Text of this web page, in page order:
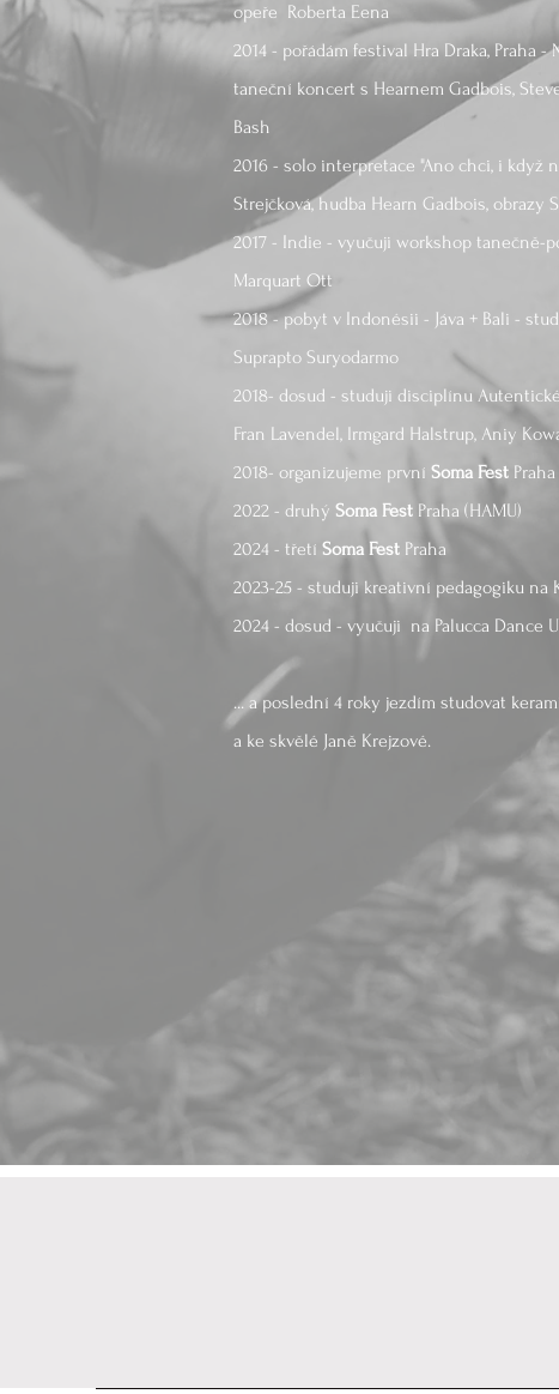
opeře Roberta Eena
2014 - pořádám festival Hra Draka, Praha -
taneční koncert s Hearnem Gadbois,
Bash
2016 - solo interpretace "Ano chci, i když
Strejčková, hudba Hearn Gadbois, obrazy
2017 - Indie - vyučuji workshop tanečně-
Marquart Ott
2018 - pobyt v Indonésii - Jáva + Bali -
Suprapto Suryodarmo
2018- dosud - studuji disciplínu
Fran Lavendel, Irmgard Halstrup, Aniy
2018- organizujeme první Soma Fest
2022 - druhý Soma Fest Praha (HAMU)
2024 - třetí Soma Fest Praha
2023-25 - studuji kreativní pedagogiku na
2024 - dosud - vyučuji na Palucca Dance
... a poslední 4 roky jezdím studovat
a ke skvělé Janě Krejzové.